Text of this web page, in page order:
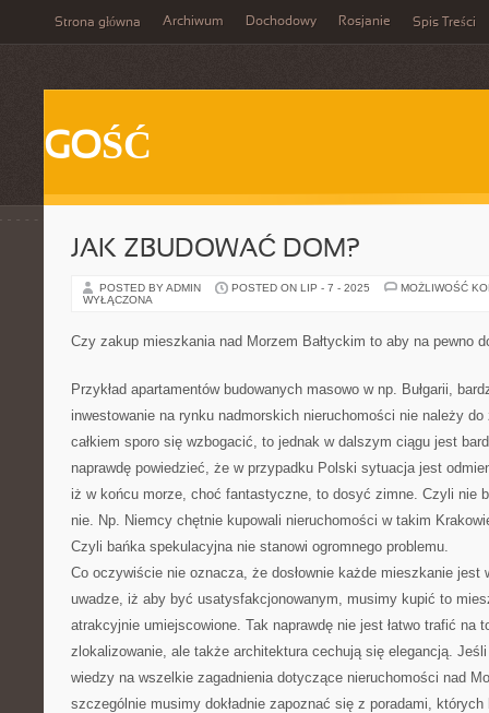
Strona główna Archiwum Dochodowy Rosjanie Spis Treści
GOŚĆ
JAK ZBUDOWAĆ DOM?
POSTED BY ADMIN POSTED ON LIP - 7 - 2025
MOŻLIWOŚĆ
WYŁĄCZONA
Czy zakup mieszkania nad Morzem Bałtyckim to aby na pewno
Przykład apartamentów budowanych masowo w np. Bułgarii,
inwestowanie na rynku nadmorskich nieruchomości nie należy
całkiem sporo się wzbogacić, to jednak w dalszym ciągu jest
naprawdę powiedzieć, że w przypadku Polski sytuacja jest
iż w końcu morze, choć fantastyczne, to dosyć zimne. Czyli nie
nie. Np. Niemcy chętnie kupowali nieruchomości w takim
Czyli bańka spekulacyjna nie stanowi ogromnego problemu.
Co oczywiście nie oznacza, że dosłownie każde mieszkanie jest
uwadze, iż aby być usatysfakcjonowanym, musimy kupić to
atrakcyjnie umiejscowione. Tak naprawdę nie jest łatwo trafić na
zlokalizowanie, ale także architektura cechują się elegancją.
wiedzy na wszelkie zagadnienia dotyczące nieruchomości nad
szczególnie musimy dokładnie zapoznać się z poradami,